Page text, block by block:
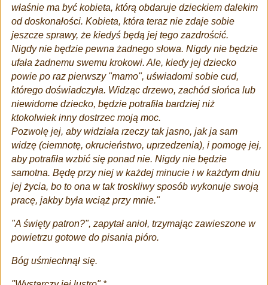
właśnie ma być kobieta, którą obdaruje dzieckiem dalekim
od doskonałości. Kobieta, która teraz nie zdaje sobie
jeszcze sprawy, że kiedyś będą jej tego zazdrościć.
Nigdy nie będzie pewna żadnego słowa. Nigdy nie będzie
ufała żadnemu swemu krokowi. Ale, kiedy jej dziecko
powie po raz pierwszy "mamo", uświadomi sobie cud,
którego doświadczyła. Widząc drzewo, zachód słońca lub
niewidome dziecko, będzie potrafiła bardziej niż
ktokolwiek inny dostrzec moją moc.
Pozwolę jej, aby widziała rzeczy tak jasno, jak ja sam
widzę (ciemnotę, okrucieństwo, uprzedzenia), i pomogę jej,
aby potrafiła wzbić się ponad nie. Nigdy nie będzie
samotna. Będę przy niej w każdej minucie i w każdym dniu
jej życia, bo to ona w tak troskliwy sposób wykonuje swoją
pracę, jakby była wciąż przy mnie."
"A święty patron?", zapytał anioł, trzymając zawieszone w
powietrzu gotowe do pisania pióro.
Bóg uśmiechnął się.